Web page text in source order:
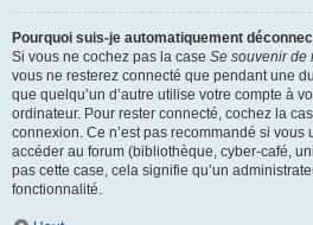
Pourquoi suis-je automatiquement
Si vous ne cochez pas la case Se souvenir de
vous ne resterez connecté que pendant une
que quelqu’un d’autre utilise votre compte à
ordinateur. Pour rester connecté, cochez la
connexion. Ce n’est pas recommandé si
accéder au forum (bibliothèque, cyber-café,
pas cette case, cela signifie qu’un
fonctionnalité.